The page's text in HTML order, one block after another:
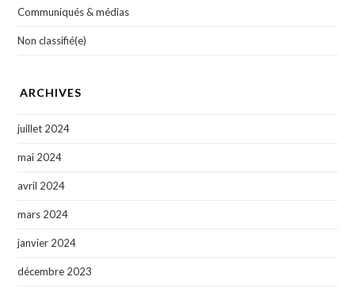
Communiqués & médias
Non classifié(e)
ARCHIVES
juillet 2024
mai 2024
avril 2024
mars 2024
janvier 2024
décembre 2023